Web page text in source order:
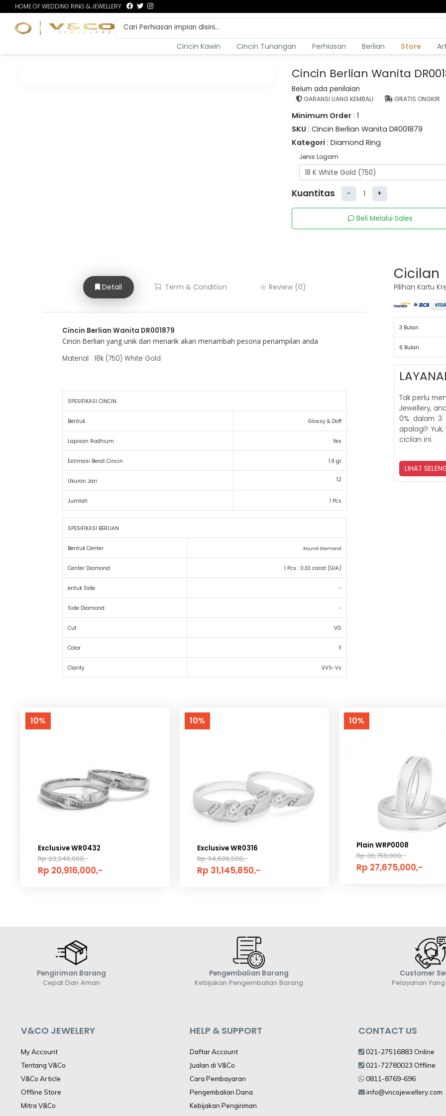
HOME OF WEDDING RING & JEWELLERY
Cincin Kawin Cincin Tunangan Perhiasan Berlian Store
Cincin Berlian Wanita
Belum ada penilaian
GARANSI UANG KEMBALI GRATIS ONGKIR
Minimum Order: 1
SKU : Cincin Berlian Wanita DR001879
Kategori : Diamond Ring
Jenis Logam
Kuantitas - +
Beli Melalui Sales
Detail Term & Condition Review (0)
Cincin Berlian Wanita DR001879
Cincin Berlian yang unik dan menarik akan menambah pesona penampilan anda
Material : 18k (750) White Gold
SPESIFIKASI CINCIN
Bentuk Glossy & Doff
Lapisan Rodhium Yes
Estimasi Berat Cincin 1.9 gr
Ukuran Jari 12
Jumlah 1 Pcs
SPESIFIKASI BERLIAN
Bentuk Center Round Diamond
Center Diamond 1 Pcs : 0.33 carat (GIA)
entuk Side -
Side Diamond -
Cut VG
Color F
Clarity VVS-Vs
Cicilan
Pilihan Kartu
3 Bulan
6 Bulan
Tak perlu
Jewellery,
0% dalam 3
apalagi?
cicilan ini.
LIHAT
10%
Exclusive WR0432
Rp 23,240,000,-
Rp 20,916,000,-
10%
Exclusive WR0316
Rp 34,606,500,-
Rp 31,145,850,-
10%
Plain WRP0008
Rp 30,750,000,-
Rp 27,675,000,-
Pengiriman Barang
Cepat Dan Aman
Pengembalian Barang
Kebijakan Pengembalian Barang
Customer
Pelayanan
V&CO JEWELERY
My Account
Tentang V&Co
V&Co Article
Offline Store
Mitra V&Co
HELP & SUPPORT
Daftar Account
Jualan di V&Co
Cara Pembayaran
Pengembalian Dana
Kebijakan Pengiriman
CONTACT US
021-27516883 Online
021-72780023 Offline
0811-8769-696
info@vncojewellery.com